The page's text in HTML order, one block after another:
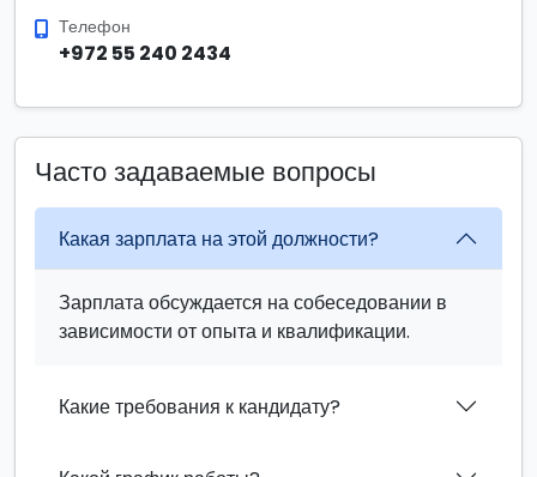
Телефон
+972 55 240 2434
Часто задаваемые вопросы
Какая зарплата на этой должности?
Зарплата обсуждается на собеседовании в
зависимости от опыта и квалификации.
Какие требования к кандидату?